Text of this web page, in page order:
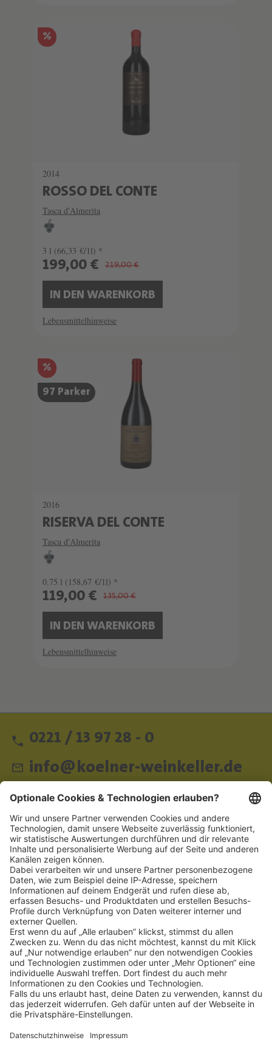
%
2014
ROSSO DEL CONTE
Tasca d'Almerita
3 l (66,33 €/1l) *
199,00 € 219,00 €
IN DEN WARENKORB
Lebensmittelhinweise
%
97 Parker
2016
RISERVA DEL CONTE
Tasca d'Almerita
0.75 l (158,67 €/1l) *
119,00 € 135,00 €
IN DEN WARENKORB
Lebensmittelhinweise
0221 / 13 97 28 - 0
info@koelner-weinkeller.de
Schnellzugriff
ZAHLUNGSMETHODEN
SOCIAL
NEWSLETTER
BESUCHEN SIE UNS
Alle Preise inkl. gesetzl. Mehrwertsteuer zzgl. Versandkosten und ggf.
Nachnahmegebühren, wenn nicht anders angegeben.